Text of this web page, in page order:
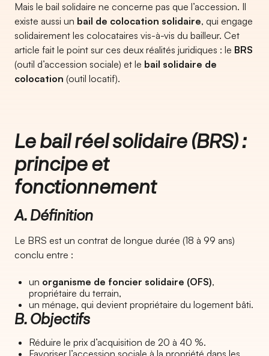
Mais le bail solidaire ne concerne pas que l’accession. Il
existe aussi un bail de colocation solidaire, qui engage
solidairement les colocataires vis-à-vis du bailleur. Cet
article fait le point sur ces deux réalités juridiques : le BRS
(outil d’accession sociale) et le bail solidaire de
colocation (outil locatif).
Le bail réel solidaire (BRS) :
principe et
fonctionnement
A. Définition
Le BRS est un contrat de longue durée (18 à 99 ans)
conclu entre :
un organisme de foncier solidaire (OFS),
propriétaire du terrain,
un ménage, qui devient propriétaire du logement bâti.
B. Objectifs
Réduire le prix d’acquisition de 20 à 40 %.
Favoriser l’accession sociale à la propriété dans les